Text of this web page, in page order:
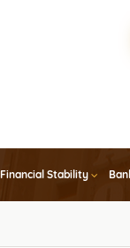
Financial Stability